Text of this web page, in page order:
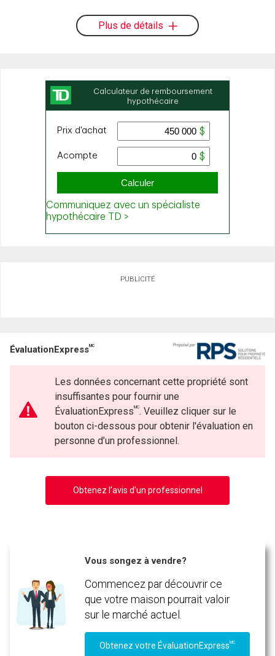
Plus de détails
PUBLICITÉ
ÉvaluationExpressMC
Les données concernant cette propriété sont
insuffisantes pour fournir une
ÉvaluationExpressMC. Veuillez cliquer sur le
bouton ci-dessous pour obtenir l'évaluation en
personne d’un professionnel.
Obtenez l’avis d’un professionnel
Vous songez à vendre?
Commencez par découvrir ce
que votre maison pourrait valoir
sur le marché actuel.
Obtenez votre ÉvaluationExpressMC